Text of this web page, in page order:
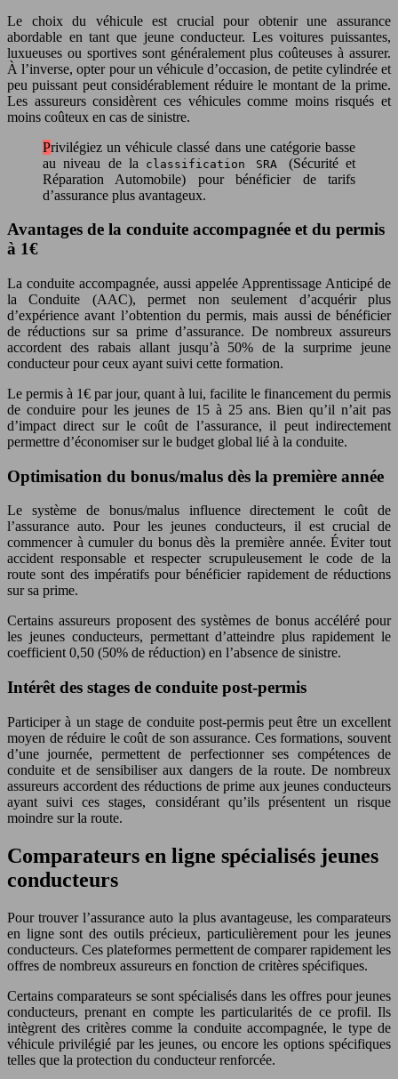
Le choix du véhicule est crucial pour obtenir une assurance
abordable en tant que jeune conducteur. Les voitures puissantes,
luxueuses ou sportives sont généralement plus coûteuses à assurer.
À l’inverse, opter pour un véhicule d’occasion, de petite cylindrée et
peu puissant peut considérablement réduire le montant de la prime.
Les assureurs considèrent ces véhicules comme moins risqués et
moins coûteux en cas de sinistre.
Privilégiez un véhicule classé dans une catégorie basse
au niveau de la
classification SRA (Sécurité et
Réparation Automobile) pour bénéficier de tarifs
d’assurance plus avantageux.
Avantages de la conduite accompagnée et du permis
à 1€
La conduite accompagnée, aussi appelée Apprentissage Anticipé de
la Conduite (AAC), permet non seulement d’acquérir plus
d’expérience avant l’obtention du permis, mais aussi de bénéficier
de réductions sur sa prime d’assurance. De nombreux assureurs
accordent des rabais allant jusqu’à 50% de la surprime jeune
conducteur pour ceux ayant suivi cette formation.
Le permis à 1€ par jour, quant à lui, facilite le financement du permis
de conduire pour les jeunes de 15 à 25 ans. Bien qu’il n’ait pas
d’impact direct sur le coût de l’assurance, il peut indirectement
permettre d’économiser sur le budget global lié à la conduite.
Optimisation du bonus/malus dès la première année
Le système de bonus/malus influence directement le coût de
l’assurance auto. Pour les jeunes conducteurs, il est crucial de
commencer à cumuler du bonus dès la première année. Éviter tout
accident responsable et respecter scrupuleusement le code de la
route sont des impératifs pour bénéficier rapidement de réductions
sur sa prime.
Certains assureurs proposent des systèmes de bonus accéléré pour
les jeunes conducteurs, permettant d’atteindre plus rapidement le
coefficient 0,50 (50% de réduction) en l’absence de sinistre.
Intérêt des stages de conduite post-permis
Participer à un stage de conduite post-permis peut être un excellent
moyen de réduire le coût de son assurance. Ces formations, souvent
d’une journée, permettent de perfectionner ses compétences de
conduite et de sensibiliser aux dangers de la route. De nombreux
assureurs accordent des réductions de prime aux jeunes conducteurs
ayant suivi ces stages, considérant qu’ils présentent un risque
moindre sur la route.
Comparateurs en ligne spécialisés jeunes
conducteurs
Pour trouver l’assurance auto la plus avantageuse, les comparateurs
en ligne sont des outils précieux, particulièrement pour les jeunes
conducteurs. Ces plateformes permettent de comparer rapidement les
offres de nombreux assureurs en fonction de critères spécifiques.
Certains comparateurs se sont spécialisés dans les offres pour jeunes
conducteurs, prenant en compte les particularités de ce profil. Ils
intègrent des critères comme la conduite accompagnée, le type de
véhicule privilégié par les jeunes, ou encore les options spécifiques
telles que la protection du conducteur renforcée.